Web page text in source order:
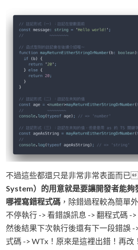
不過這些都還只是非常非常表面而已
System）的用意就是要讓開發者能夠
哪裡寫錯程式碼 ，除錯過程較為簡單
不停執行 -> 看錯誤訊息 -> 翻程式碼 -
然後結果下次執行後還有下一段錯誤 -
式碼 -> WTx！原來是這裡出錯！再改！